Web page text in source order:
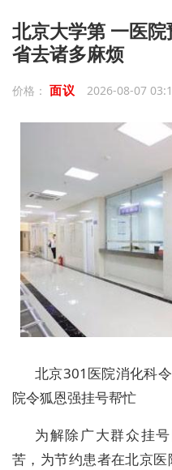
北京大学第 一医
省去诸多麻烦
价格： 面议 2026-08-07
北京301医院消化科
院令狐恩强挂号帮忙
为解除广大群众挂
苦，为节约患者在北京医